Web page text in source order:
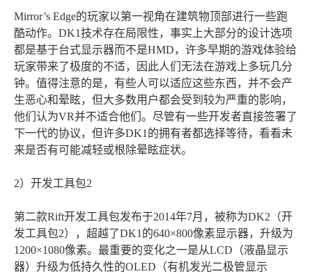
Mirror’s Edge的玩家以第一视角在建筑物顶部进行一些跑
酷动作。DK1技术存在局限性，事实上大部分的设计选项
都是基于台式显示器而不是HMD，许多早期的游戏体验给
玩家带来了极度的不适，因此人们无法在游戏上多玩几分
钟。值得注意的是，有些人可以适应这些东西，并不会产
生恶心和晕眩，但大多数用户都会受到较为严重的影响，
他们认为VR并不适合他们。尽管有一些开发者直接签署了
下一代的协议，但许多DK1的拥有者都选择等待，看看未
来是否有可能减轻或根除晕眩症状。
2）开发工具包2
第二款Rift开发工具包发布于2014年7月，被称为DK2（开
发工具包2），超越了DK1的640×800像素显示器，升级为
1200×1080像素。最重要的变化之一是从LCD（液晶显示
器）升级为低持久性的OLED（有机发光二极管显示